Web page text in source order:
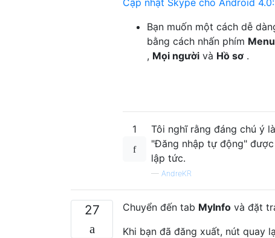
Bạn muốn một cách dễ
bằng cách nhấn phím Menu
, Mọi người và Hồ sơ .
1
Tôi nghĩ rằng đáng chú ý
"Đăng nhập tự động"
lập tức.
— AndreKR
27 Chuyển đến tab MyInfo và đặt
Khi bạn đã đăng xuất, nút quay